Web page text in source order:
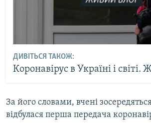
ДИВІТЬСЯ ТАКОЖ:
Коронавірус в Україні і світі.
За його словами, вчені
відбулася перша передача